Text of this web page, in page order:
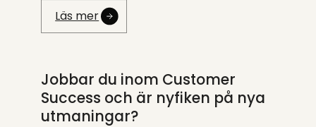
Läs mer
Jobbar du inom Customer
Success och är nyfiken på nya
utmaningar?